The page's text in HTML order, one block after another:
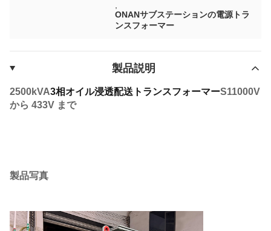
ONANサブステーションの電源トラ
ンスフォーマー
製品説明
2500kVA3相オイル浸透配送トランスフォーマーS11000V
から 433V まで
製品写真